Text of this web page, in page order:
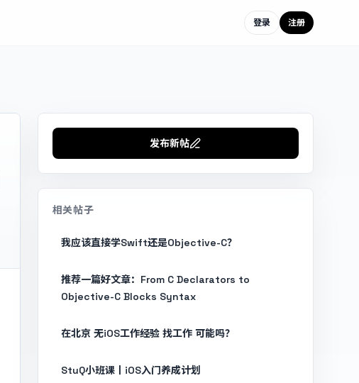
登录 注册
发布新帖
相关帖子
我应该直接学Swift还是Objective-C？
推荐一篇好文章：From C Declarators to
Objective-C Blocks Syntax
在北京 无iOS工作经验 找工作 可能吗？
StuQ小班课丨iOS入门养成计划